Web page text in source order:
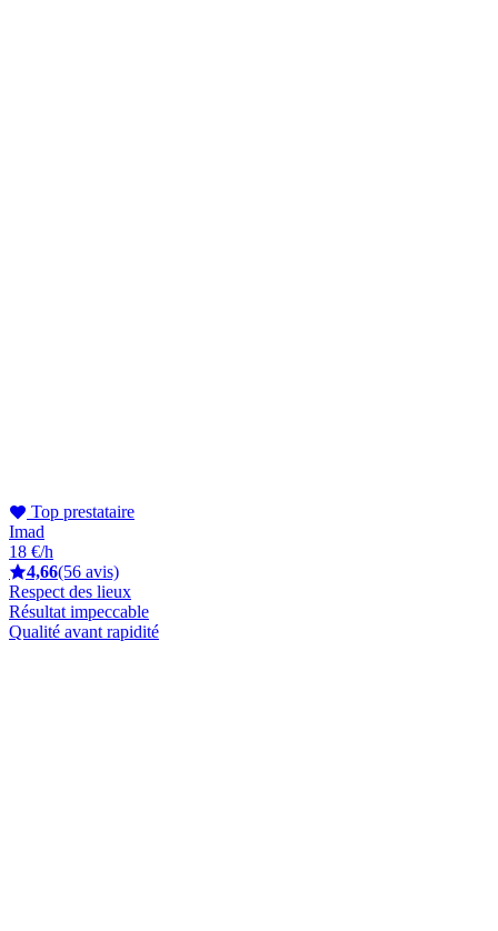
Top prestataire
Imad
18 €/h
4,66(56 avis)
Respect des lieux
Résultat impeccable
Qualité avant rapidité